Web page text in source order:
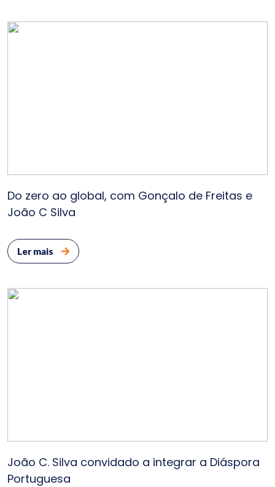
Do zero ao global, com Gonçalo de Freitas e
João C Silva
Ler mais
João C. Silva convidado a integrar a Diáspora
Portuguesa